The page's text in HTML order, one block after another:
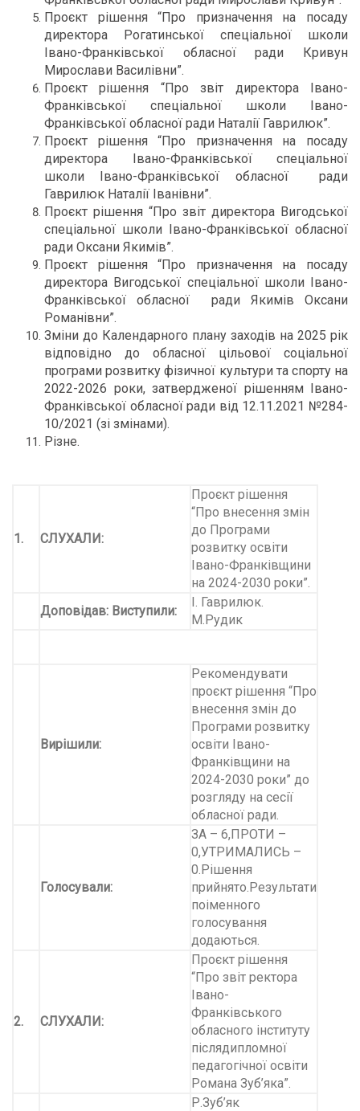
Проєкт рішення “Про призначення на посаду
директора Рогатинської спеціальної школи
Івано-Франківської обласної ради Кривун
Мирослави Василівни”.
Проєкт рішення “Про звіт директора Івано-
Франківської спеціальної школи Івано-
Франківської обласної ради Наталії Гаврилюк”.
Проєкт рішення “Про призначення на посаду
директора Івано-Франківської спеціальної
школи Івано-Франківської обласної ради
Гаврилюк Наталії Іванівни”.
Проєкт рішення “Про звіт директора Вигодської
спеціальної школи Івано-Франківської обласної
ради Оксани Якимів”.
Проєкт рішення “Про призначення на посаду
директора Вигодської спеціальної школи Івано-
Франківської обласної ради Якимів Оксани
Романівни”.
Зміни до Календарного плану заходів на 2025 рік
відповідно до обласної цільової соціальної
програми розвитку фізичної культури та спорту на
2022-2026 роки, затвердженої рішенням Івано-
Франківської обласної ради від 12.11.2021 №284-
10/2021 (зі змінами).
Різне.
1. СЛУХАЛИ:
Проєкт рішення
“Про внесення змін
до Програми
розвитку освіти
Івано-Франківщини
на 2024-2030 роки”.
Доповідав: Виступили:
І. Гаврилюк.
М.Рудик
Вирішили:
Рекомендувати
проєкт рішення “Про
внесення змін до
Програми розвитку
освіти Івано-
Франківщини на
2024-2030 роки” до
розгляду на сесії
обласної ради.
Голосували:
ЗА – 6,ПРОТИ –
0,УТРИМАЛИСЬ –
0.Рішення
прийнято.Результати
поіменного
голосування
додаються.
2. СЛУХАЛИ:
Проєкт рішення
“Про звіт ректора
Івано-
Франківського
обласного інституту
післядипломної
педагогічної освіти
Романа Зуб’яка”.
Р.Зуб’як